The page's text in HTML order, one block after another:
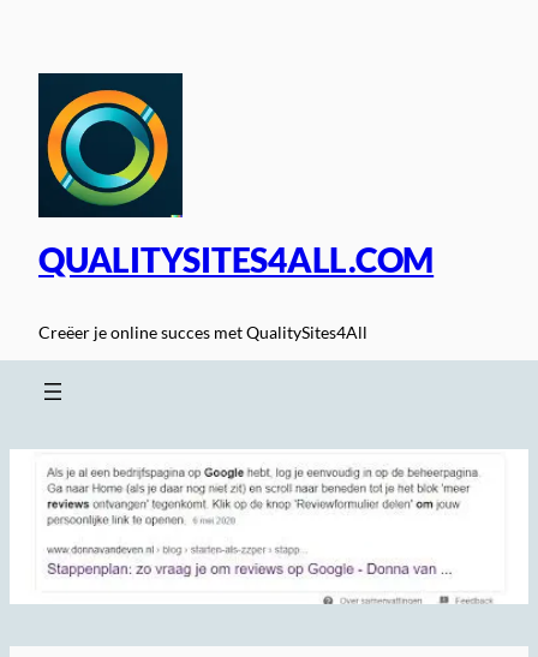
inhoud
QUALITYSITES4ALL.COM
Creëer je online succes met QualitySites4All